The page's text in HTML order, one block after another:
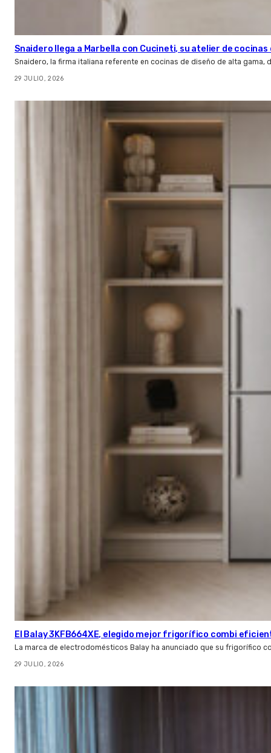
Snaidero llega a Marbella con Cucineti, su atelier de cocinas
Snaidero, la firma italiana referente en cocinas de diseño de alta gama,
29 JULIO, 2026
El Balay 3KFB664XE, elegido mejor frigorífico combi
La marca de electrodomésticos Balay ha anunciado que su frigorífico
29 JULIO, 2026